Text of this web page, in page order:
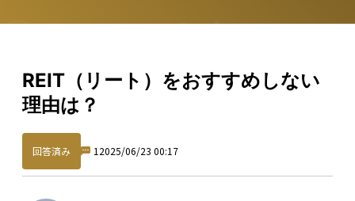
REIT（リート）をおすすめしない
理由は？
回答済み 1 2025/06/23 00:17